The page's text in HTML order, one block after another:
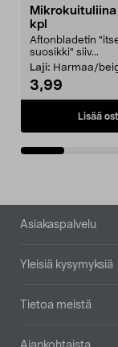
kpl
Aftonbladetin
suosikki" siiv...
Laji: Harmaa/
3,99
Lisää
Asiakaspalvelu
Yleisiä kysymyksiä
Tietoa meistä